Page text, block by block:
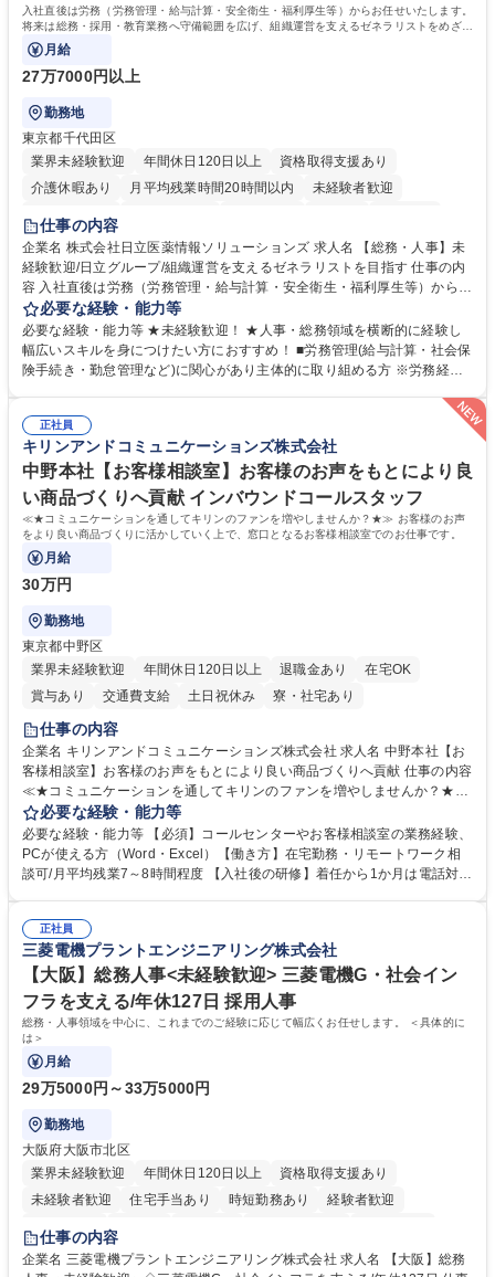
入社直後は労務（労務管理・給与計算・安全衛生・福利厚生等）からお任せいたします。
将来は総務・採用・教育業務へ守備範囲を広げ、組織運営を支えるゼネラリストをめざせ
ます。
月給
27万7000円以上
勤務地
東京都千代田区
業界未経験歓迎
年間休日120日以上
資格取得支援あり
介護休暇あり
月平均残業時間20時間以内
未経験者歓迎
住宅手当あり
育休あり
完全週休2日制 交通費支給 土日祝休み 寮・社宅あり
仕事の内容
企業名 株式会社日立医薬情報ソリューションズ 求人名 【総務・人事】未
経験歓迎/日立グループ/組織運営を支えるゼネラリストを目指す 仕事の内
容 入社直後は労務（労務管理・給与計算・安全衛生・福利厚生等）からお
任せいたします。将来は総務・採用・教育業務へ守備範囲を広げ、組織運
営を支えるゼネラリストをめざせます。 ・初期業務：労働時間管理、給与
計算、社会保険対応、福利厚生管理、安全衛生、健康経営推進等をお任せ
します。ご経験に応じて、休職者管理など、幅広く経験を積んでいただき
★メンバーがマンツーマンで丁寧に教えるため、ご経験が浅くても安心！
幅広く経験を積みたい意欲がある方に最適な環境です。 募集職種 【総
務・人事】未経験歓迎/日立グループ/組織運営を支えるゼネラリストを目
指す
必要な経験・能力等
必要な経験・能力等 ★未経験歓迎！ ★人事・総務領域を横断的に経験し
幅広いスキルを身につけたい方におすすめ！ ■労務管理(給与計算・社会保
険手続き・勤怠管理など)に関心があり主体的に取り組める方 ※労務経験
マネジメント職として活躍したい 【尚可】■人事、労務、採用、教育業務
のご経験 ■労務管理（給与計算・社会保険手続き・勤怠管理など）の経験
■衛生管理者の資格をお持ちの方 学歴・資格 学歴：大学院 大学 高専 短大
専修学校 高校 語学力： 資格：
正社員
キリンアンドコミュニケーションズ株式会社
中野本社【お客様相談室】お客様のお声をもとにより良
い商品づくりへ貢献 インバウンドコールスタッフ
≪★コミュニケーションを通してキリンのファンを増やしませんか？★≫ お客様のお声
をより良い商品づくりに活かしていく上で、窓口となるお客様相談室でのお仕事です。
月給
30万円
勤務地
東京都中野区
業界未経験歓迎
年間休日120日以上 退職金あり
在宅OK
賞与あり
交通費支給 土日祝休み 寮・社宅あり
仕事の内容
企業名 キリンアンドコミュニケーションズ株式会社 求人名 中野本社【お
客様相談室】お客様のお声をもとにより良い商品づくりへ貢献 仕事の内容
≪★コミュニケーションを通してキリンのファンを増やしませんか？★≫
お客様のお声をより良い商品づくりに活かしていく上で、窓口となるお客
様相談室でのお仕事です。 日々お客様からいただくキリングループへのご
意見を、企業活動に活かしています。お客様からの声に迅速かつ誠意をも
って対応、情報提供するとともにグループ内活動に反映しています。 【具
平均100件前後■メール・手紙：同上40件前後 募集職種 中野本社【お客様
相談室】お客様のお声をもとにより良い商品づくりへ貢献
必要な経験・能力等
必要な経験・能力等 【必須】コールセンターやお客様相談室の業務経験、
PCが使える方（Word・Excel）【働き方】在宅勤務・リモートワーク相
談可/月平均残業7～8時間程度 【入社後の研修】着任から1か月は電話対応
すのでご安心ください。 【当社について】キリングループの広報機能を担
う会社として、お客様との出会いを大切にし、磨き上げたホスピタリティ
を込めてコミュニケーションをとりながら広報関連業務を行っておりま
す。 学歴・資格 学歴：大学院 大学 高専 短大 専修学校 高校 語学力： 資
格：
正社員
三菱電機プラントエンジニアリング株式会社
【大阪】総務人事<未経験歓迎> 三菱電機G・社会イン
フラを支える/年休127日 採用人事
総務・人事領域を中心に、これまでのご経験に応じて幅広くお任せします。 ＜具体的に
は＞
月給
29万5000円～33万5000円
勤務地
大阪府大阪市北区
業界未経験歓迎
年間休日120日以上
資格取得支援あり
未経験者歓迎
住宅手当あり 時短勤務あり
経験者歓迎
退職金あり
駅近5分以内
土日祝休み 服装自由 寮・社宅あり 食事補助あり
仕事の内容
企業名 三菱電機プラントエンジニアリング株式会社 求人名 【大阪】総務